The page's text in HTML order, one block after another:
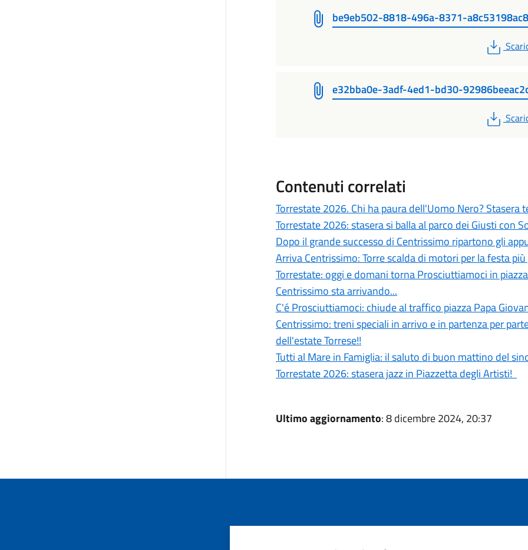
be9eb502-8818-496a-8371-
PDF
e32bba0e-3adf-4ed1-bd30-
PDF
Contenuti correlati
Torrestate 2026. Chi ha paura dell'Uomo Nero? Stasera
Torrestate 2026: stasera si balla al parco dei Giusti con
Dopo il grande successo di Centrissimo ripartono gli
Arriva Centrissimo: Torre scalda di motori per la festa
Torrestate: oggi e domani torna Prosciuttiamoci in
Centrissimo sta arrivando...
C'é Prosciuttiamoci: chiude al traffico piazza Papa
Centrissimo: treni speciali in arrivo e in partenza per
dell'estate Torrese!!
Tutti al Mare in Famiglia: il saluto di buon mattino del
Torrestate 2026: stasera jazz in Piazzetta degli Artisti!
Ultimo aggiornamento: 8 dicembre 2024, 20:37